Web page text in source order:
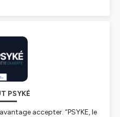
PSYKÉ
accepter. “PSYKE, le